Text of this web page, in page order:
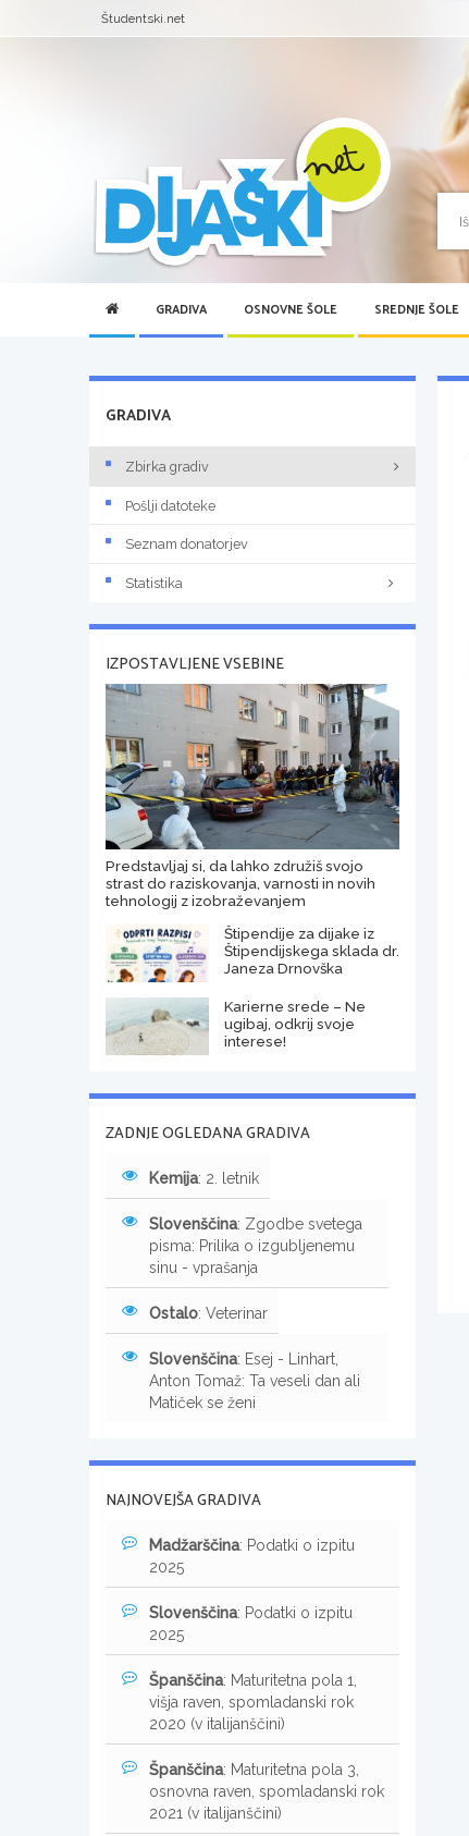
Študentski.net
GRADIVA OSNOVNE ŠOLE SREDNJE ŠOLE
GRADIVA
Zbirka gradiv
Pošlji datoteke
Seznam donatorjev
Statistika
IZPOSTAVLJENE VSEBINE
Predstavljaj si, da lahko združiš svojo
strast do raziskovanja, varnosti in novih
tehnologij z izobraževanjem
Štipendije za dijake iz
Štipendijskega sklada dr.
Janeza Drnovška
Karierne srede – Ne
ugibaj, odkrij svoje
interese!
ZADNJE OGLEDANA GRADIVA
Kemija: 2. letnik
Slovenščina: Zgodbe svetega
pisma: Prilika o izgubljenemu
sinu - vprašanja
Ostalo: Veterinar
Slovenščina: Esej - Linhart,
Anton Tomaž: Ta veseli dan ali
Matiček se ženi
NAJNOVEJŠA GRADIVA
Madžarščina: Podatki o izpitu
2025
Slovenščina: Podatki o izpitu
2025
Španščina: Maturitetna pola 1,
višja raven, spomladanski rok
2020 (v italijanščini)
Španščina: Maturitetna pola 3,
osnovna raven, spomladanski rok
2021 (v italijanščini)